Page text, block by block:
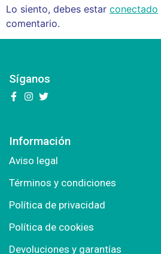
Lo siento, debes estar conectado
comentario.
Síganos
Información
Aviso legal
Términos y condiciones
Política de privacidad
Política de cookies
Devoluciones y garantías